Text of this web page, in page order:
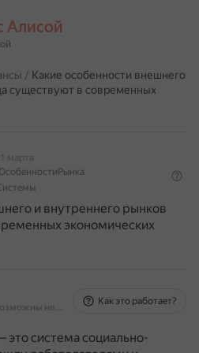
Алисой
/ Какие особенности внешнего
существуют в современных
марта
и внутреннего рынков
экономических
На основе источников, возможны неточности
Как это работает?
это система социально-